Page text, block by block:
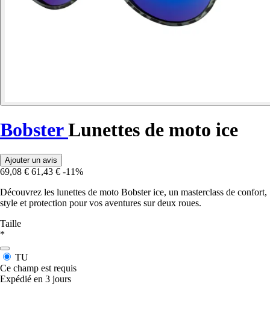
BobsterLunettes de moto ice
Ajouter un avis
69,08 € 61,43 € -11%
Découvrez les lunettes de moto Bobster ice, un masterclass de confort,
style et protection pour vos aventures sur deux roues.
Taille
*
TU
Ce champ est requis
Expédié en 3 jours